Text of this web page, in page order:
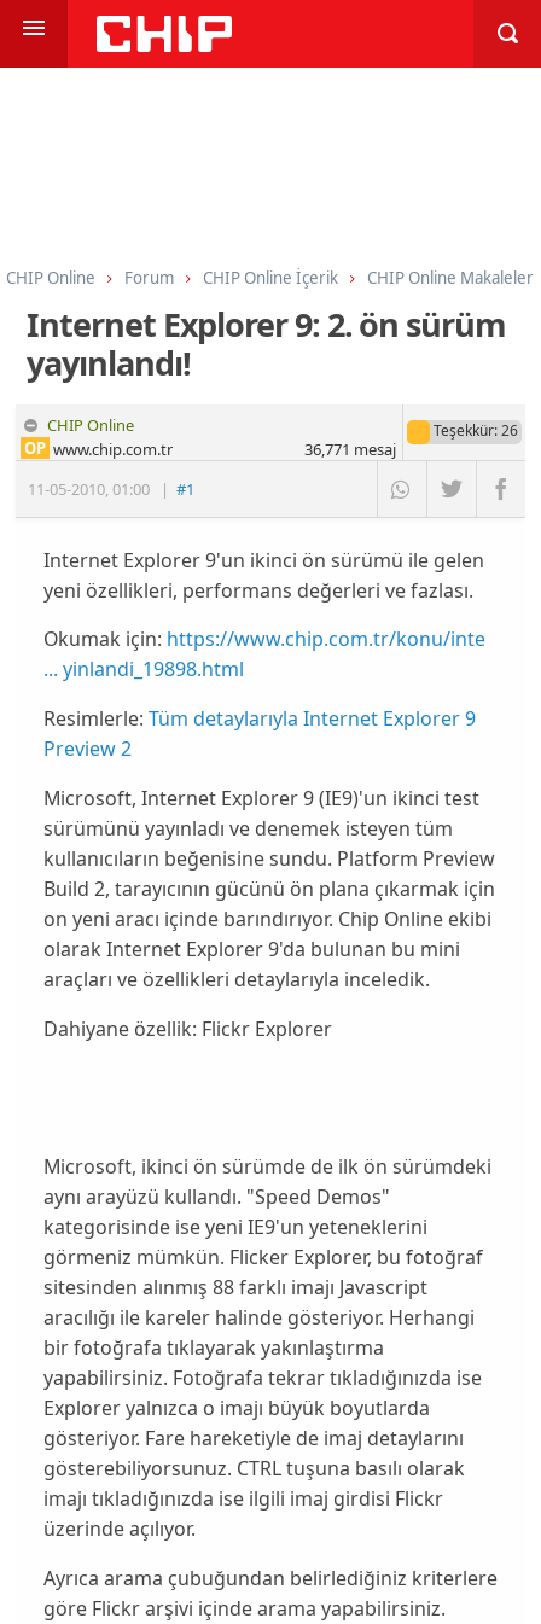
CHIP Online Forum CHIP Online İçerik CHIP Online Makaleler
Internet Explorer 9: 2. ön sürüm
yayınlandı!
CHIP Online
11-05-2010,01:00 |#1
OP www.chip.com.tr
Teşekkür: 26
36,771 mesaj
Internet Explorer 9'un ikinci ön sürümü ile gelen
yeni özellikleri, performans değerleri ve fazlası.
Okumak için: https://www.chip.com.tr/konu/inte
... yinlandi_19898.html
Resimlerle: Tüm detaylarıyla Internet Explorer 9
Preview 2
Microsoft, Internet Explorer 9 (IE9)'un ikinci test
sürümünü yayınladı ve denemek isteyen tüm
kullanıcıların beğenisine sundu. Platform Preview
Build 2, tarayıcının gücünü ön plana çıkarmak için
on yeni aracı içinde barındırıyor. Chip Online ekibi
olarak Internet Explorer 9'da bulunan bu mini
araçları ve özellikleri detaylarıyla inceledik.
Dahiyane özellik: Flickr Explorer
Microsoft, ikinci ön sürümde de ilk ön sürümdeki
aynı arayüzü kullandı. "Speed Demos"
kategorisinde ise yeni IE9'un yeteneklerini
görmeniz mümkün. Flicker Explorer, bu fotoğraf
sitesinden alınmış 88 farklı imajı Javascript
aracılığı ile kareler halinde gösteriyor. Herhangi
bir fotoğrafa tıklayarak yakınlaştırma
yapabilirsiniz. Fotoğrafa tekrar tıkladığınızda ise
Explorer yalnızca o imajı büyük boyutlarda
gösteriyor. Fare hareketiyle de imaj detaylarını
gösterebiliyorsunuz. CTRL tuşuna basılı olarak
imajı tıkladığınızda ise ilgili imaj girdisi Flickr
üzerinde açılıyor.
Ayrıca arama çubuğundan belirlediğiniz kriterlere
göre Flickr arşivi içinde arama yapabilirsiniz.